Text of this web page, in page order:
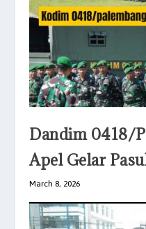
Dandim 0418/
Apel Gelar
March 8, 2026